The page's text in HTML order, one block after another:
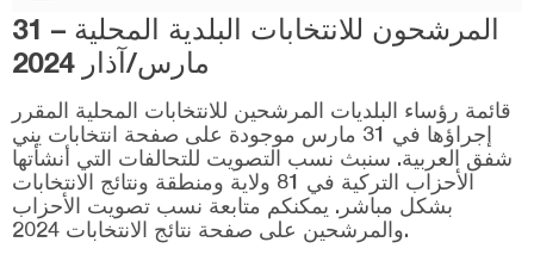
قافاقلي
كاينارجا
كوفجاز
لولا بورغاز
المركز
المرشحون للانتخابات البلدية المحلية – 31
مارس/آذار 2024
قائمة رؤساء البلديات المرشحين للانتخابات المحلية المقرر
إجراؤها في 31 مارس موجودة على صفحة انتخابات يني
شفق العربية. سنبث نسب التصويت للتحالفات التي أنشأتها
الأحزاب التركية في 81 ولاية ومنطقة ونتائج الانتخابات
بشكل مباشر. يمكنكم متابعة نسب تصويت الأحزاب
والمرشحين على صفحة نتائج الانتخابات 2024.